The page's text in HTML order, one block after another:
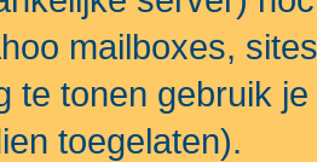
mailboxes,
te tonen gebruik
toegelaten).